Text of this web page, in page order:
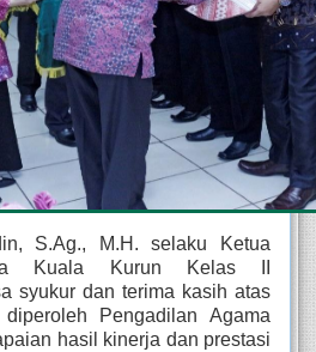
S.Ag., M.H. selaku Ketua
Kuala Kurun Kelas II
syukur dan terima kasih atas
Pengadilan Agama
hasil kinerja dan prestasi